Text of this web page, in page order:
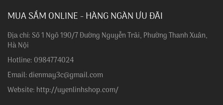
MUA SẮM ONLINE - HÀNG NGÀN ƯU ĐÃI
Địa chỉ: Số 1 Ngõ 190/7 Đường Nguyễn Trãi, Phường Thanh Xuân,
Hà Nội
Hotline: 0984774024
Email: dienmay3c@gmail.com
Website: http://uyenlinhshop.com/